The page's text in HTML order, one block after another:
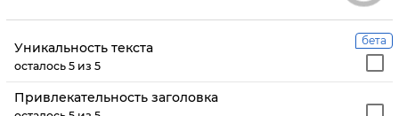
бета
Уникальность текста
осталось 5 из 5
Привлекательность заголовка